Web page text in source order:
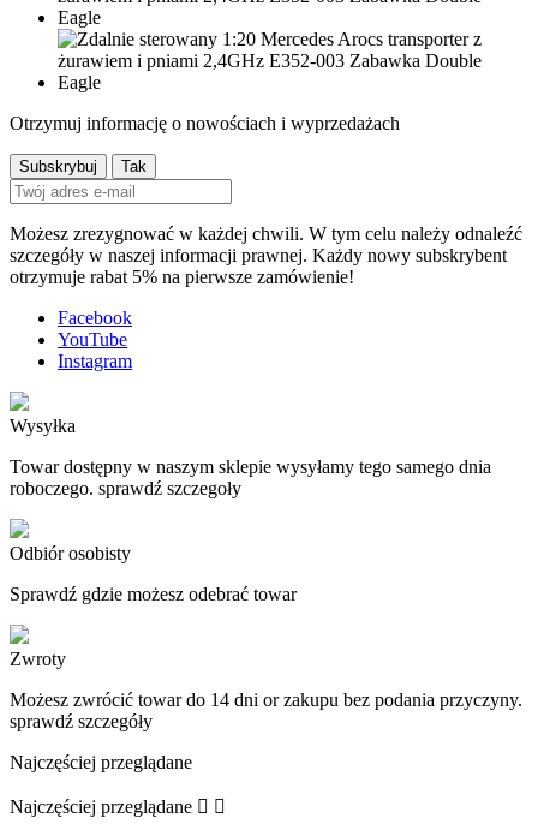
Otrzymuj informację o nowościach i wyprzedażach
Możesz zrezygnować w każdej chwili. W tym celu należy odnaleźć
szczegóły w naszej informacji prawnej. Każdy nowy subskrybent
otrzymuje rabat 5% na pierwsze zamówienie!
Facebook
YouTube
Instagram
Wysyłka
Towar dostępny w naszym sklepie wysyłamy tego samego dnia
roboczego. sprawdź szczegoły
Odbiór osobisty
Sprawdź gdzie możesz odebrać towar
Zwroty
Możesz zwrócić towar do 14 dni or zakupu bez podania przyczyny.
sprawdź szczegóły
Najczęściej przeglądane
Najczęściej przeglądane  